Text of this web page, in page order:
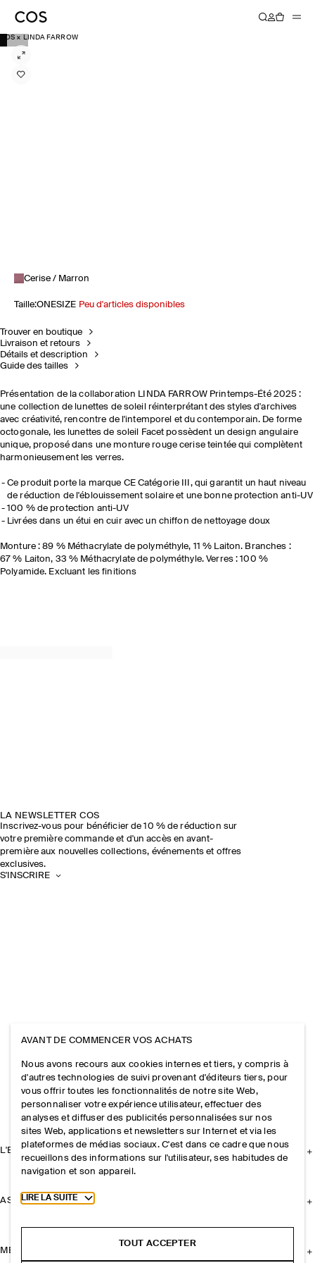
COS × LINDA FARROW
Cerise / Marron
Taille:ONESIZE Peu d'articles disponibles
Trouver en boutique
Livraison et retours
Détails et description
Guide des tailles
Présentation de la collaboration LINDA FARROW Printemps-Été 2025 :
une collection de lunettes de soleil réinterprétant des styles d'archives
avec créativité, rencontre de l'intemporel et du contemporain. De forme
octogonale, les lunettes de soleil Facet possèdent un design angulaire
unique, proposé dans une monture rouge cerise teintée qui complètent
harmonieusement les verres.
Ce produit porte la marque CE Catégorie III, qui garantit un haut niveau
de réduction de l'éblouissement solaire et une bonne protection anti-UV
100 % de protection anti-UV
Livrées dans un étui en cuir avec un chiffon de nettoyage doux
Monture : 89 % Méthacrylate de polyméthyle, 11 % Laiton. Branches :
67 % Laiton, 33 % Méthacrylate de polyméthyle. Verres : 100 %
Polyamide. Excluant les finitions
LA NEWSLETTER COS
Inscrivez-vous pour bénéficier de 10 % de réduction sur
votre première commande et d'un accès en avant-
première aux nouvelles collections, événements et offres
exclusives.
S'INSCRIRE
L'ENTREPRISE
ASSISTANCE
MENTIONS LÉGALES
AVANT DE COMMENCER VOS ACHATS
Nous avons recours aux cookies internes et tiers, y compris à
d'autres technologies de suivi provenant d'éditeurs tiers, pour
vous offrir toutes les fonctionnalités de notre site Web,
personnaliser votre expérience utilisateur, effectuer des
analyses et diffuser des publicités personnalisées sur nos
sites Web, applications et newsletters sur Internet et via les
plateformes de médias sociaux. C'est dans ce cadre que nous
recueillons des informations sur l'utilisateur, ses habitudes de
navigation et son appareil.
Toggle more cookie information
LIRE LA SUITE
TOUT ACCEPTER